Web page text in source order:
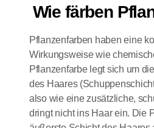
Wie färben
Pflanzenfarben haben eine
Wirkungsweise wie
Pflanzenfarbe legt sich um
des Haares
also wie eine zusätzliche,
dringt nicht ins Haar ein. Die